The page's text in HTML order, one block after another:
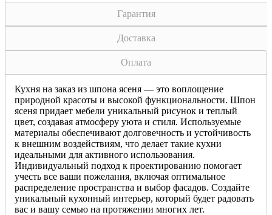
Гарантия
Доставка
Оплата
Кухня на заказ из шпона ясеня — это воплощение
природной красоты и высокой функциональности. Шпон
ясеня придает мебели уникальный рисунок и теплый
цвет, создавая атмосферу уюта и стиля. Используемые
материалы обеспечивают долговечность и устойчивость
к внешним воздействиям, что делает такие кухни
идеальными для активного использования.
Индивидуальный подход к проектированию помогает
учесть все ваши пожелания, включая оптимальное
распределение пространства и выбор фасадов. Создайте
уникальный кухонный интерьер, который будет радовать
вас и вашу семью на протяжении многих лет.